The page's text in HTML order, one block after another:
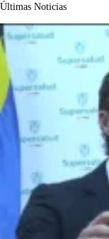
Últimas Noticias